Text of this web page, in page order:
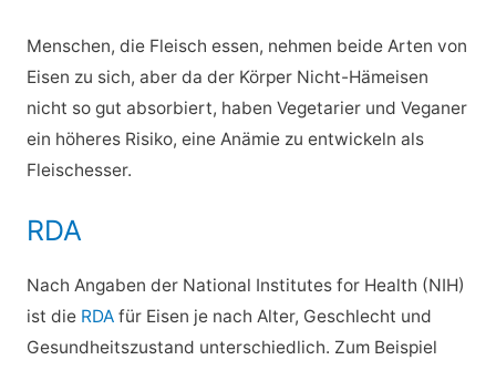
Menschen, die Fleisch essen, nehmen beide Arten von
Eisen zu sich, aber da der Körper Nicht-Hämeisen
nicht so gut absorbiert, haben Vegetarier und Veganer
ein höheres Risiko, eine Anämie zu entwickeln als
Fleischesser.
RDA
Nach Angaben der National Institutes for Health (NIH)
ist die RDAfür Eisen je nach Alter, Geschlecht und
Gesundheitszustand unterschiedlich. Zum Beispiel